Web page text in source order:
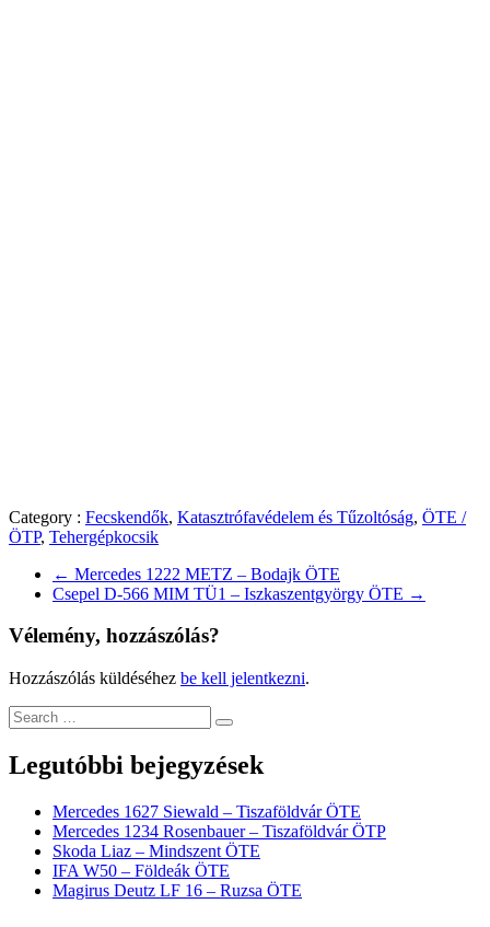
Category : Fecskendők, Katasztrófavédelem és Tűzoltóság, ÖTE /
ÖTP, Tehergépkocsik
← Mercedes 1222 METZ – Bodajk ÖTE
Csepel D-566 MIM TÜ1 – Iszkaszentgyörgy ÖTE →
Vélemény, hozzászólás?
Hozzászólás küldéséhez be kell jelentkezni.
Legutóbbi bejegyzések
Mercedes 1627 Siewald – Tiszaföldvár ÖTE
Mercedes 1234 Rosenbauer – Tiszaföldvár ÖTP
Skoda Liaz – Mindszent ÖTE
IFA W50 – Földeák ÖTE
Magirus Deutz LF 16 – Ruzsa ÖTE